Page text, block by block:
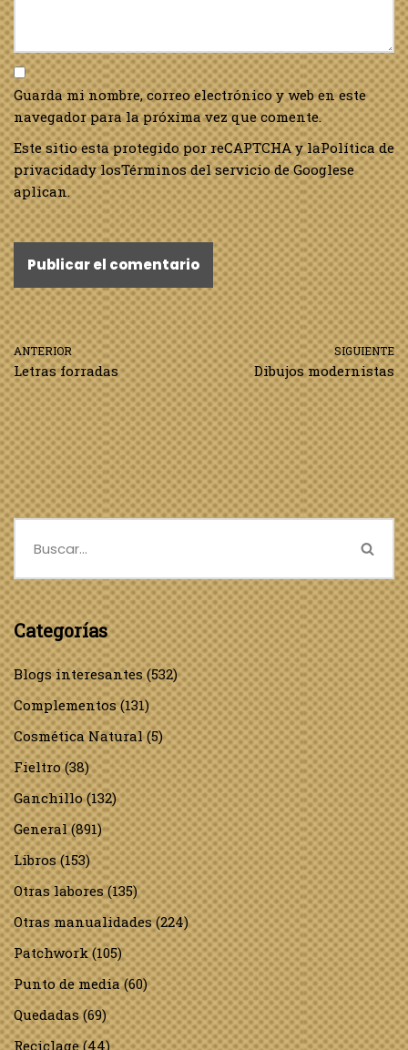
Guarda mi nombre, correo electrónico y web en este
navegador para la próxima vez que comente.
Este sitio esta protegido por reCAPTCHA y laPolítica de
privacidady losTérminos del servicio de Googlese
aplican.
ANTERIOR
Letras forradas
SIGUIENTE
Dibujos modernistas
Categorías
Blogs interesantes(532)
Complementos(131)
Cosmética Natural(5)
Fieltro(38)
Ganchillo(132)
General(891)
Libros(153)
Otras labores(135)
Otras manualidades(224)
Patchwork(105)
Punto de media(60)
Quedadas(69)
Reciclage(44)